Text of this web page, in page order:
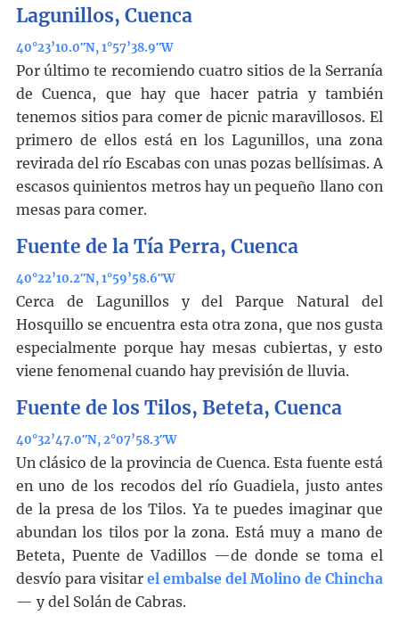
Lagunillos, Cuenca
40°23’10.0″N, 1°57’38.9″W
Por último te recomiendo cuatro sitios de la Serranía
de Cuenca, que hay que hacer patria y también
tenemos sitios para comer de picnic maravillosos. El
primero de ellos está en los Lagunillos, una zona
revirada del río Escabas con unas pozas bellísimas. A
escasos quinientos metros hay un pequeño llano con
mesas para comer.
Fuente de la Tía Perra, Cuenca
40°22’10.2″N, 1°59’58.6″W
Cerca de Lagunillos y del Parque Natural del
Hosquillo se encuentra esta otra zona, que nos gusta
especialmente porque hay mesas cubiertas, y esto
viene fenomenal cuando hay previsión de lluvia.
Fuente de los Tilos, Beteta, Cuenca
40°32’47.0″N, 2°07’58.3″W
Un clásico de la provincia de Cuenca. Esta fuente está
en uno de los recodos del río Guadiela, justo antes
de la presa de los Tilos. Ya te puedes imaginar que
abundan los tilos por la zona. Está muy a mano de
Beteta, Puente de Vadillos —de donde se toma el
desvío para visitar el embalse del Molino de Chincha
— y del Solán de Cabras.